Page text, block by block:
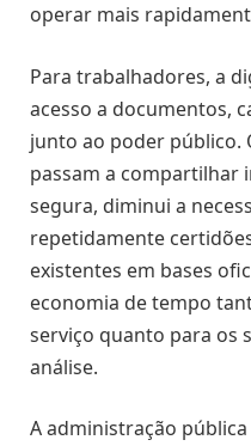
operar mais
Para trabalhadores, a
acesso a documentos,
junto ao poder público.
passam a compartilhar
segura, diminui a
repetidamente
existentes em bases
economia de tempo
serviço quanto para os
análise.
A administração